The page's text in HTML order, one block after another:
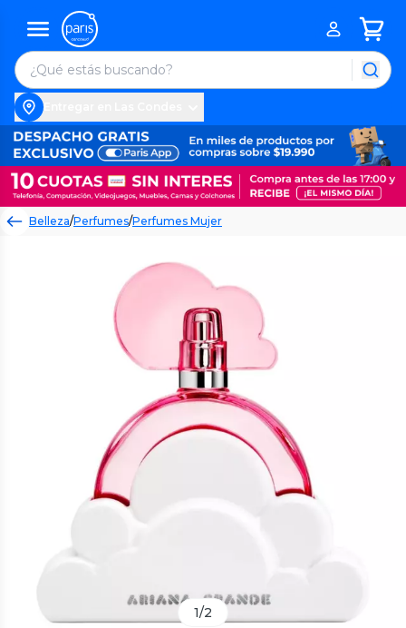
Belleza/Perfumes/Perfumes Mujer
1/2